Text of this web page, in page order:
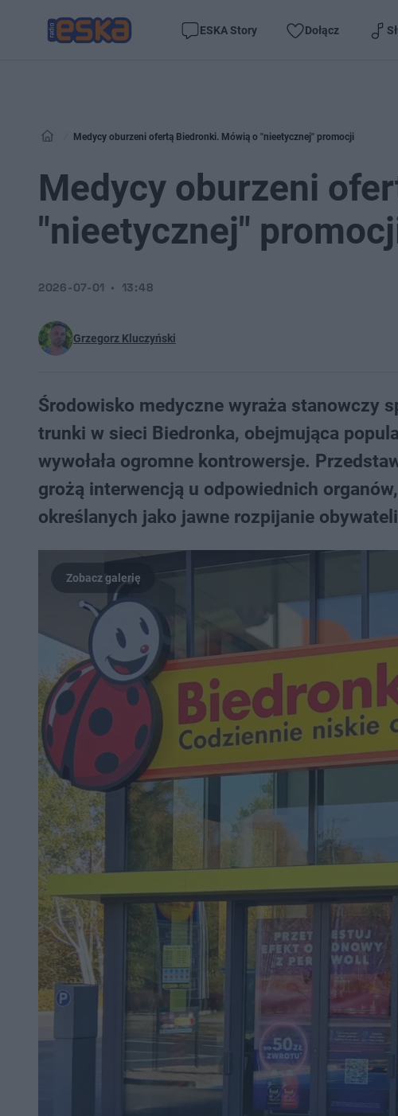
ESKA Story Dołącz
Medycy oburzeni ofertą Biedronki. Mówią o "nieetycznej" promocji
Medycy oburzeni
"nieetycznej"
Grzegorz Kluczyński
2026-07-01 13:48
Środowisko medyczne wyraża stanowczy
trunki w sieci Biedronka, obejmująca
wywołała ogromne kontrowersje.
grożą interwencją u odpowiednich
określanych jako jawne rozpijanie